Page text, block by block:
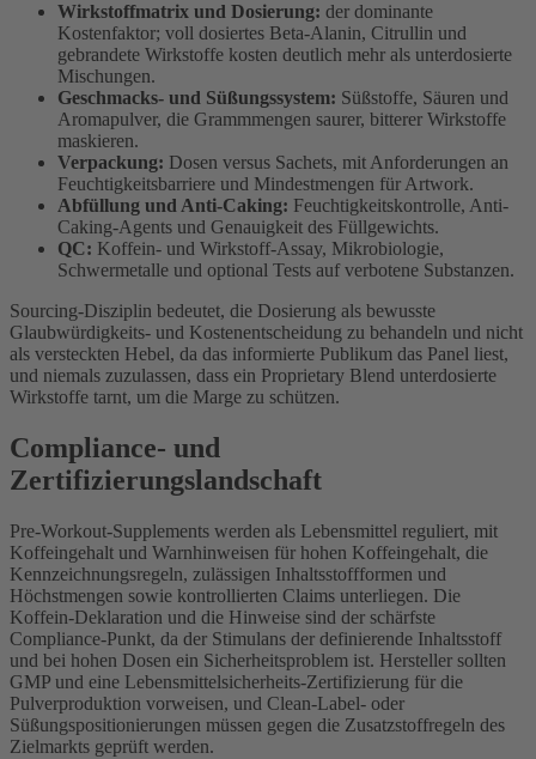
Wirkstoffmatrix und Dosierung: der dominante
Kostenfaktor; voll dosiertes Beta-Alanin, Citrullin und
gebrandete Wirkstoffe kosten deutlich mehr als unterdosierte
Mischungen.
Geschmacks- und Süßungssystem: Süßstoffe, Säuren und
Aromapulver, die Grammmengen saurer, bitterer Wirkstoffe
maskieren.
Verpackung: Dosen versus Sachets, mit Anforderungen an
Feuchtigkeitsbarriere und Mindestmengen für Artwork.
Abfüllung und Anti-Caking: Feuchtigkeitskontrolle, Anti-
Caking-Agents und Genauigkeit des Füllgewichts.
QC: Koffein- und Wirkstoff-Assay, Mikrobiologie,
Schwermetalle und optional Tests auf verbotene Substanzen.
Sourcing-Disziplin bedeutet, die Dosierung als bewusste
Glaubwürdigkeits- und Kostenentscheidung zu behandeln und nicht
als versteckten Hebel, da das informierte Publikum das Panel liest,
und niemals zuzulassen, dass ein Proprietary Blend unterdosierte
Wirkstoffe tarnt, um die Marge zu schützen.
Compliance- und
Zertifizierungslandschaft
Pre-Workout-Supplements werden als Lebensmittel reguliert, mit
Koffeingehalt und Warnhinweisen für hohen Koffeingehalt, die
Kennzeichnungsregeln, zulässigen Inhaltsstoffformen und
Höchstmengen sowie kontrollierten Claims unterliegen. Die
Koffein-Deklaration und die Hinweise sind der schärfste
Compliance-Punkt, da der Stimulans der definierende Inhaltsstoff
und bei hohen Dosen ein Sicherheitsproblem ist. Hersteller sollten
GMP und eine Lebensmittelsicherheits-Zertifizierung für die
Pulverproduktion vorweisen, und Clean-Label- oder
Süßungspositionierungen müssen gegen die Zusatzstoffregeln des
Zielmarkts geprüft werden.